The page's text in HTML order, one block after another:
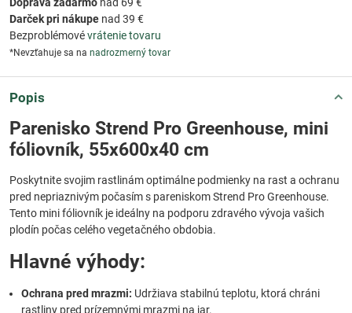
Darček pri nákupe nad 39 €
Bezproblémovévrátenie tovaru
*Nevzťahuje sa na nadrozmerný tovar
Popis
Parenisko Strend Pro Greenhouse, mini
fóliovník, 55x600x40 cm
Poskytnite svojim rastlinám optimálne podmienky na rast a ochranu
pred nepriaznivým počasím s pareniskom Strend Pro Greenhouse.
Tento mini fóliovník je ideálny na podporu zdravého vývoja vašich
plodín počas celého vegetačného obdobia.
Hlavné výhody:
Ochrana pred mrazmi: Udržiava stabilnú teplotu, ktorá chráni
rastliny pred prízemnými mrazmi na jar.